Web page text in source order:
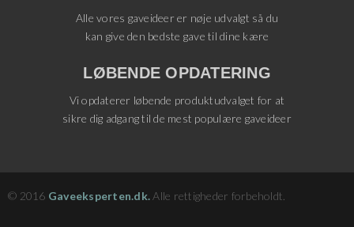
Alle vores gaveideer er nøje udvalgt så du
kan give den bedste gave til dine kære
LØBENDE OPDATERING
Vi opdaterer løbende produktudvalget for at
sikre dig adgang til de mest populære gaveideer
© 2016 Gaveeksperten.dk. Alle rettigheder forbeholdt.